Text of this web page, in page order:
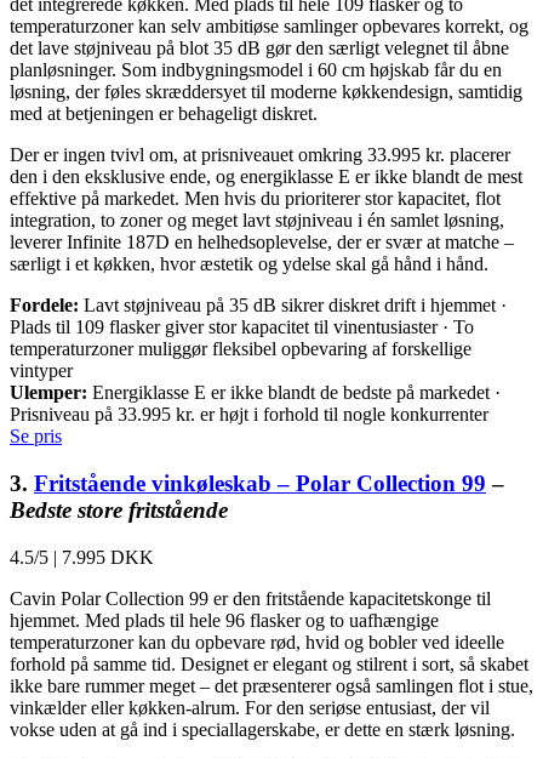
det integrerede køkken. Med plads til hele 109 flasker og to
temperaturzoner kan selv ambitiøse samlinger opbevares korrekt, og
det lave støjniveau på blot 35 dB gør den særligt velegnet til åbne
planløsninger. Som indbygningsmodel i 60 cm højskab får du en
løsning, der føles skræddersyet til moderne køkkendesign, samtidig
med at betjeningen er behageligt diskret.
Der er ingen tvivl om, at prisniveauet omkring 33.995 kr. placerer
den i den eksklusive ende, og energiklasse E er ikke blandt de mest
effektive på markedet. Men hvis du prioriterer stor kapacitet, flot
integration, to zoner og meget lavt støjniveau i én samlet løsning,
leverer Infinite 187D en helhedsoplevelse, der er svær at matche –
særligt i et køkken, hvor æstetik og ydelse skal gå hånd i hånd.
Fordele: Lavt støjniveau på 35 dB sikrer diskret drift i hjemmet ·
Plads til 109 flasker giver stor kapacitet til vinentusiaster · To
temperaturzoner muliggør fleksibel opbevaring af forskellige
vintyper
Ulemper: Energiklasse E er ikke blandt de bedste på markedet ·
Prisniveau på 33.995 kr. er højt i forhold til nogle konkurrenter
Se pris
3. Fritstående vinkøleskab – Polar Collection 99 –
Bedste store fritstående
4.5/5 | 7.995 DKK
Cavin Polar Collection 99 er den fritstående kapacitetskonge til
hjemmet. Med plads til hele 96 flasker og to uafhængige
temperaturzoner kan du opbevare rød, hvid og bobler ved ideelle
forhold på samme tid. Designet er elegant og stilrent i sort, så skabet
ikke bare rummer meget – det præsenterer også samlingen flot i stue,
vinkælder eller køkken-alrum. For den seriøse entusiast, der vil
vokse uden at gå ind i speciallagerskabe, er dette en stærk løsning.